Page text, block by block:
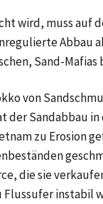
wird, muss auf
Abbau
Sand-
von
der Sandabbau
zu Erosion
die sie
instabil